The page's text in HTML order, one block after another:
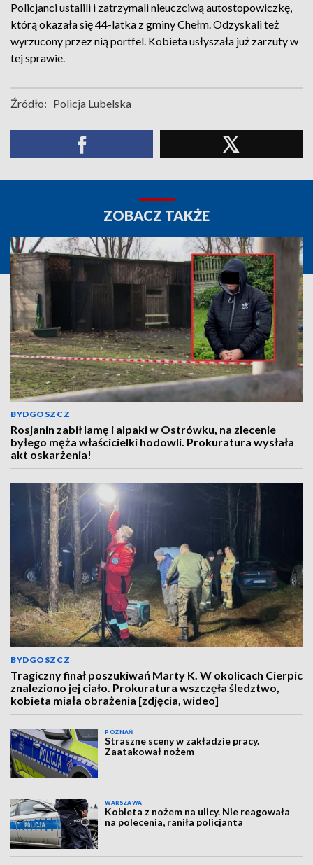
Policjanci ustalili i zatrzymali nieuczciwą autostopowiczkę,
którą okazała się 44-latka z gminy Chełm. Odzyskali też
wyrzucony przez nią portfel. Kobieta usłyszała już zarzuty w
tej sprawie.
Źródło: Policja Lubelska
ZOBACZ TAKŻE
BYDGOSZCZ
Rosjanin zabił lamę i alpaki w Ostrówku, na zlecenie
byłego męża właścicielki hodowli. Prokuratura wysłała
akt oskarżenia!
BYDGOSZCZ
Tragiczny finał poszukiwań Marty K. W okolicach Cierpic
znaleziono jej ciało. Prokuratura wszczęła śledztwo,
kobieta miała obrażenia [zdjęcia, wideo]
POZNAŃ
Straszne sceny w zakładzie pracy.
Zaatakował nożem
WARSZAWA
Kobieta z nożem na ulicy. Nie reagowała
na polecenia, raniła policjanta